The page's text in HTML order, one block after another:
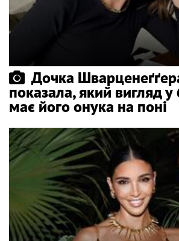
Дочка
показала, який вигляд у
має його онука на поні